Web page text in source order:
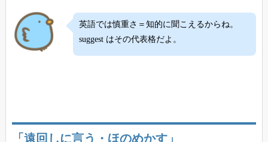
英語では慎重さ＝知的に聞こえるからね。
suggest はその代表格だよ。
「遠回しに言う・ほのめかす」